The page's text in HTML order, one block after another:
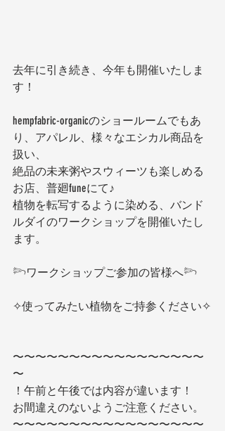
去年に引き続き、今年も開催いたしま
す！
hempfabric-organicのショールームでもあ
り、アパレル、様々なエシカル商品を
扱い、
絶品の未来粥やスウィーツも楽しめる
お店、普廻funeにて♪
植物を転写するように染める、バンド
ルダイのワークショップを開催いたし
ます。
⁡𓆸ワークショップご参加の皆様へ𓆸
✧使ってみたい植物をご持参ください✧
〜〜〜〜〜〜〜〜〜〜〜〜〜〜〜〜〜
〜
！午前と午後では内容が違います！
お間違えのないようご注意ください。
〜〜〜〜〜〜〜〜〜〜〜〜〜〜〜〜〜